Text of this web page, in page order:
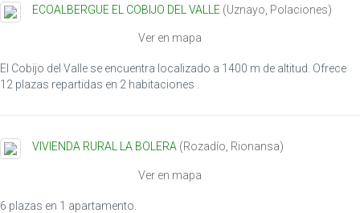
ECOALBERGUE EL COBIJO DEL VALLE (Uznayo Polaciones)
Ver en mapa
El Cobijo del Valle se encuentra localizado a 1400 m de altitud. Ofrece
12 plazas repartidas en 2 habitaciones .
VIVIENDA RURAL LA BOLERA (Rozadío, Rionansa)
Ver en mapa
6 plazas en 1 apartamento.